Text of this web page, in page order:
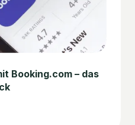
Booking.com – das